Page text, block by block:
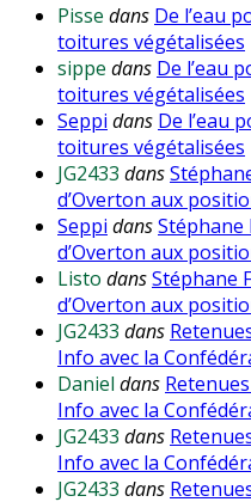
Pisse dans De l’eau
toitures végétalisées
sippe dans De l’eau
toitures végétalisées
Seppi dans De l’eau
toitures végétalisées
JG2433 dans
d’Overton aux
Seppi dans
d’Overton aux
Listo dansStéphane
d’Overton aux
JG2433 dans
Info avec la
Daniel dans
Info avec la
JG2433 dans
Info avec la
JG2433 dans